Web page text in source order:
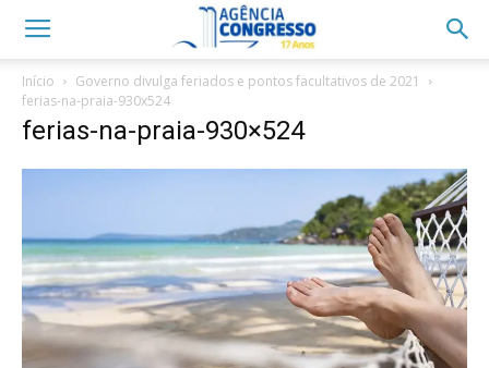
Início
Governo divulga feriados e pontos facultativos de 2021
ferias-na-praia-930x524
ferias-na-praia-930×524